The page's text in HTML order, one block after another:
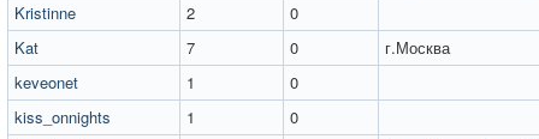
Kristinne
2
0
Kat
7 0
г.Москва
keveonet
1
0
kiss_onnights
1
0